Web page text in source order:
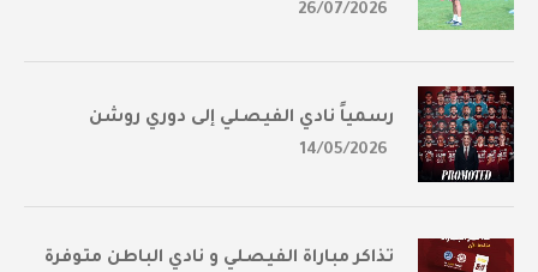
26/07/2026
رسمياً نادي الفيصلي إلى دوري روشن
14/05/2026
تذاكر مباراة الفيصلي و نادي الباطن متوفرة